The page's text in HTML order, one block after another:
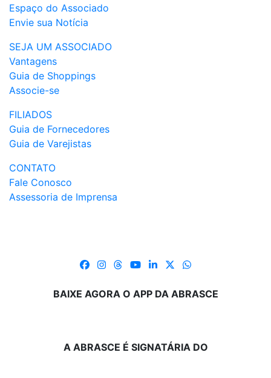
Espaço do Associado
Envie sua Notícia
SEJA UM ASSOCIADO
Vantagens
Guia de Shoppings
Associe-se
FILIADOS
Guia de Fornecedores
Guia de Varejistas
CONTATO
Fale Conosco
Assessoria de Imprensa
BAIXE AGORA O APP DA ABRASCE
A ABRASCE É SIGNATÁRIA DO